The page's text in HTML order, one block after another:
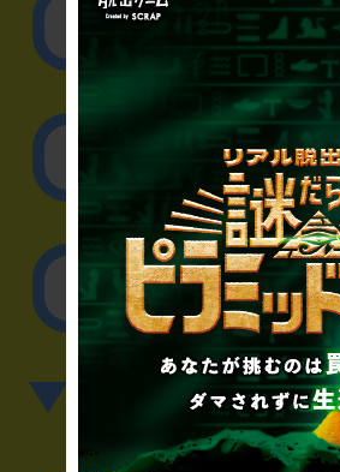
リアル脱出
取材に
その他の
▼英語、中国語